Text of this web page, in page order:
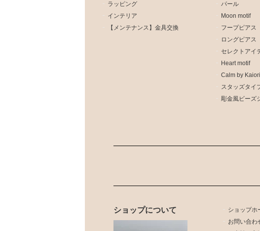
ラッピング
インテリア
【メンテナンス】金具交換
パール
Moon motif
フープピアス
ロングピアス
セレクトアイ
Heart motif
Calm by Kaiori
スタッズタイ
彫金風ビーズ
ショップについて
ショップホ
お問い合わ